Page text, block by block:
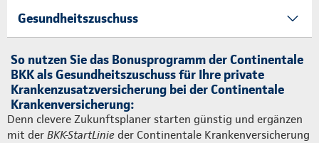
Gesundheitszuschuss
So nutzen Sie das Bonusprogramm der Continentale
BKK als Gesundheitszuschuss für Ihre private
Krankenzusatzversicherung bei der Continentale
Krankenversicherung:
Denn clevere Zukunftsplaner starten günstig und ergänzen
mit der BKK-StartLinie der Continentale Krankenversicherung